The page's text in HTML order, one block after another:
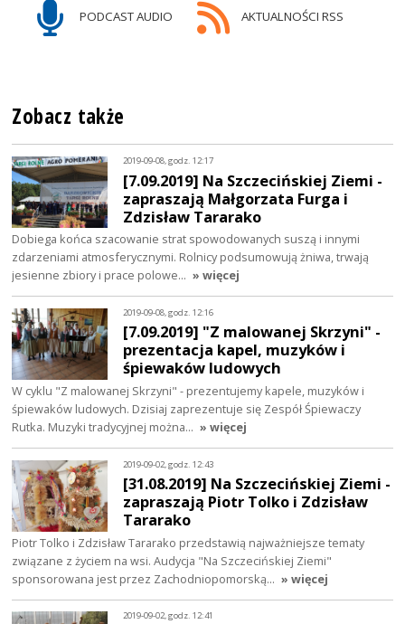
PODCAST AUDIO AKTUALNOŚCI RSS
Zobacz także
2019-09-08, godz. 12:17
[7.09.2019] Na Szczecińskiej Ziemi -
zapraszają Małgorzata Furga i
Zdzisław Tararako
Dobiega końca szacowanie strat spowodowanych suszą i innymi
zdarzeniami atmosferycznymi. Rolnicy podsumowują żniwa, trwają
jesienne zbiory i prace polowe… » więcej
2019-09-08, godz. 12:16
[7.09.2019] "Z malowanej Skrzyni" -
prezentacja kapel, muzyków i
śpiewaków ludowych
W cyklu "Z malowanej Skrzyni" - prezentujemy kapele, muzyków i
śpiewaków ludowych. Dzisiaj zaprezentuje się Zespół Śpiewaczy
Rutka. Muzyki tradycyjnej można… » więcej
2019-09-02, godz. 12:43
[31.08.2019] Na Szczecińskiej Ziemi -
zapraszają Piotr Tolko i Zdzisław
Tararako
Piotr Tolko i Zdzisław Tararako przedstawią najważniejsze tematy
związane z życiem na wsi. Audycja "Na Szczecińskiej Ziemi"
sponsorowana jest przez Zachodniopomorską… » więcej
2019-09-02, godz. 12:41